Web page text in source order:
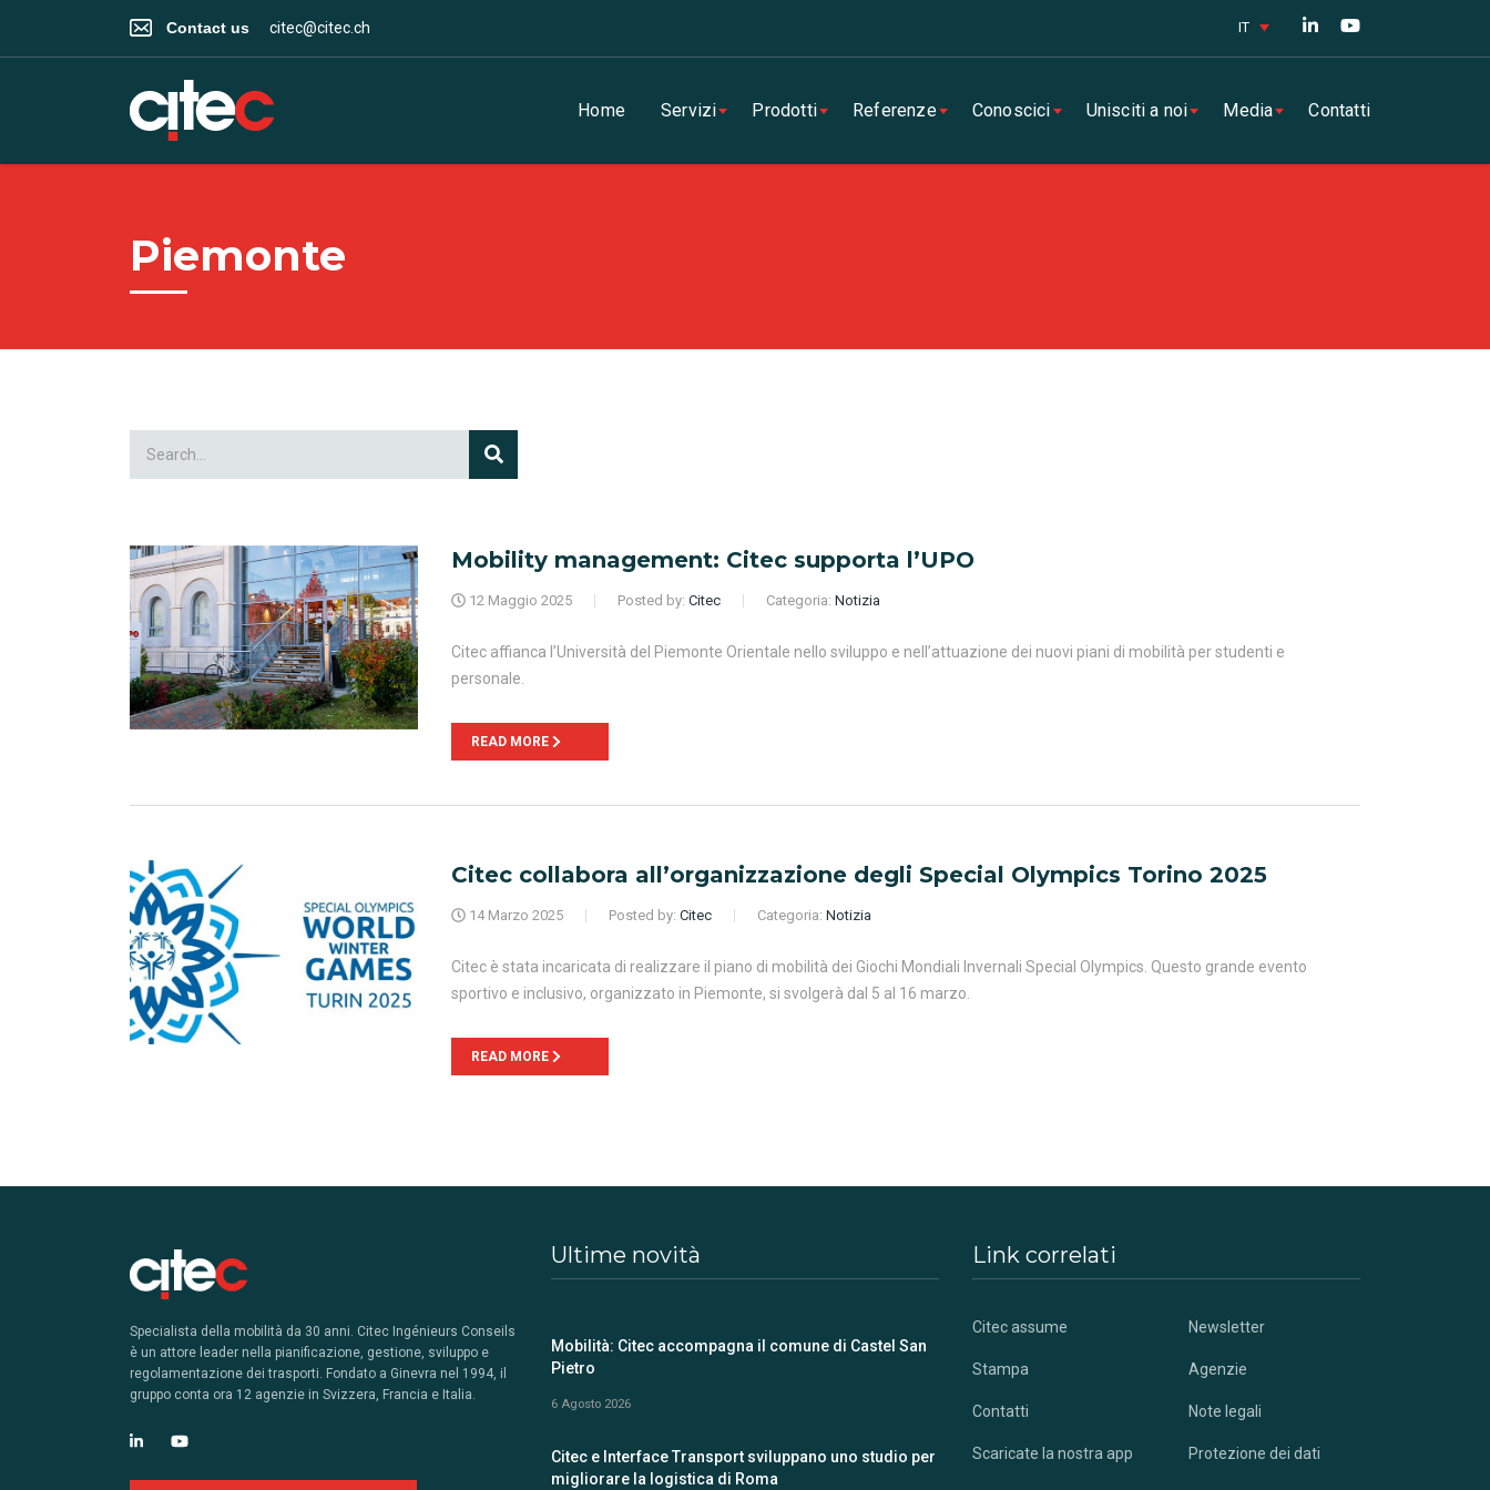
IT
Contact us citec@citec.ch
Home Servizi Prodotti Referenze Conoscici Unisciti a noi Media Contatti
Piemonte
Mobility management: Citec supporta l’UPO
12 Maggio 2025 Posted by: Citec Categoria: Notizia
Citec affianca l’Università del Piemonte Orientale nello sviluppo e nell’attuazione dei nuovi piani di mobilità per studenti e
personale.
READ MORE
Citec collabora all’organizzazione degli Special Olympics Torino 2025
14 Marzo 2025 Posted by: Citec Categoria: Notizia
Citec è stata incaricata di realizzare il piano di mobilità dei Giochi Mondiali Invernali Special Olympics. Questo grande evento
sportivo e inclusivo, organizzato in Piemonte, si svolgerà dal 5 al 16 marzo.
READ MORE
Specialista della mobilità da 30 anni. Citec Ingénieurs Conseils
è un attore leader nella pianificazione, gestione, sviluppo e
regolamentazione dei trasporti. Fondato a Ginevra nel 1994, il
gruppo conta ora 12 agenzie in Svizzera, Francia e Italia.
Ultime novità
Mobilità: Citec accompagna il comune di Castel San
Pietro
6 Agosto 2026
Citec e Interface Transport sviluppano uno studio per
migliorare la logistica di Roma
Link correlati
Citec assume Newsletter
Stampa Agenzie
Contatti Note legali
Scaricate la nostra app Protezione dei dati